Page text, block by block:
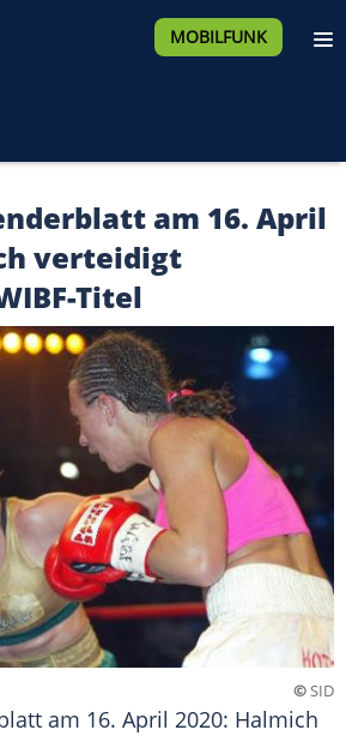
MOBILFUNK
am 16. April
verteidigt
Titel
©SID
am 16. April 2020: Halmich